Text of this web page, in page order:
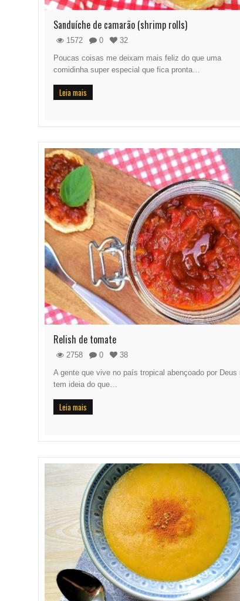
Sanduíche de camarão (shrimp rolls)
1572 0
32
Poucas coisas me deixam mais feliz do que uma
comidinha super especial que fica pronta…
Leia mais
Relish de tomate
2758 0
38
A gente que vive no país tropical abençoado por Deus
tem ideia do que…
Leia mais